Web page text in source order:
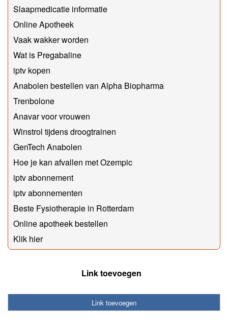
Slaapmedicatie informatie
Online Apotheek
Vaak wakker worden
Wat is Pregabaline
iptv kopen
Anabolen bestellen van Alpha Biopharma
Trenbolone
Anavar voor vrouwen
Winstrol tijdens droogtrainen
GenTech Anabolen
Hoe je kan afvallen met Ozempic
iptv abonnement
iptv abonnementen
Beste Fysiotherapie in Rotterdam
Online apotheek bestellen
Klik hier
Link toevoegen
Link toevoegen